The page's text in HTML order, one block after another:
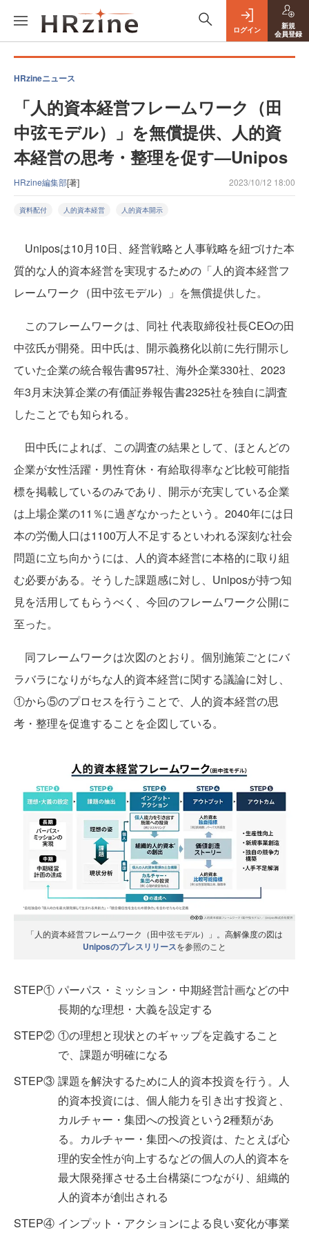
ログイン
新規
会員登録
HRzineニュース
「人的資本経営フレームワーク（田
中弦モデル）」を無償提供、人的資
本経営の思考・整理を促す—Unipos
HRzine編集部[著] 2023/10/12 18:00
資料配付 人的資本経営 人的資本開示
Uniposは10月10日、経営戦略と人事戦略を紐づけた本
質的な人的資本経営を実現するための「人的資本経営フ
レームワーク（田中弦モデル）」を無償提供した。
このフレームワークは、同社 代表取締役社長CEOの田
中弦氏が開発。田中氏は、開示義務化以前に先行開示し
ていた企業の統合報告書957社、海外企業330社、2023
年3月末決算企業の有価証券報告書2325社を独自に調査
したことでも知られる。
田中氏によれば、この調査の結果として、ほとんどの
企業が女性活躍・男性育休・有給取得率など比較可能指
標を掲載しているのみであり、開示が充実している企業
は上場企業の11％に過ぎなかったという。2040年には日
本の労働人口は1100万人不足するといわれる深刻な社会
問題に立ち向かうには、人的資本経営に本格的に取り組
む必要がある。そうした課題感に対し、Uniposが持つ知
見を活用してもらうべく、今回のフレームワーク公開に
至った。
同フレームワークは次図のとおり。個別施策ごとにバ
ラバラになりがちな人的資本経営に関する議論に対し、
①から⑤のプロセスを行うことで、人的資本経営の思
考・整理を促進することを企図している。
「人的資本経営フレームワーク（田中弦モデル）」。高解像度の図は
Uniposのプレスリリースを参照のこと
STEP① パーパス・ミッション・中期経営計画などの中
長期的な理想・大義を設定する
STEP② ①の理想と現状とのギャップを定義すること
で、課題が明確になる
STEP③ 課題を解決するために人的資本投資を行う。人
的資本投資には、個人能力を引き出す投資と、
カルチャー・集団への投資という2種類があ
る。カルチャー・集団への投資は、たとえば心
理的安全性が向上するなどの個人の人的資本を
最大限発揮させる土台構築につながり、組織的
人的資本が創出される
STEP④ インプット・アクションによる良い変化が事業